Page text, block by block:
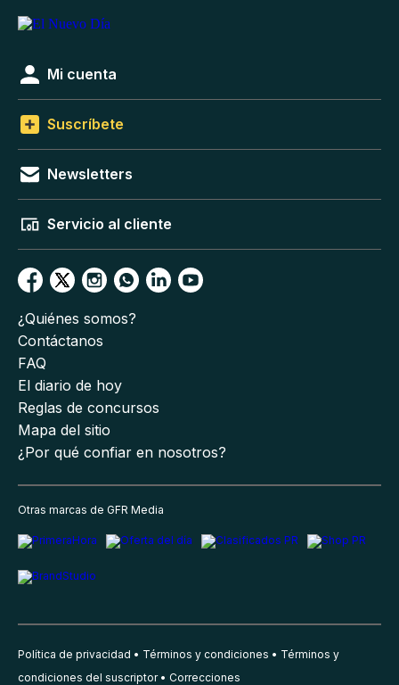
Mi cuenta
Suscríbete
Newsletters
Servicio al cliente
¿Quiénes somos?
Contáctanos
FAQ
El diario de hoy
Reglas de concursos
Mapa del sitio
¿Por qué confiar en nosotros?
Otras marcas de GFR Media
Política de privacidad Términos y condiciones
Términos y
condiciones del suscriptor
Correcciones